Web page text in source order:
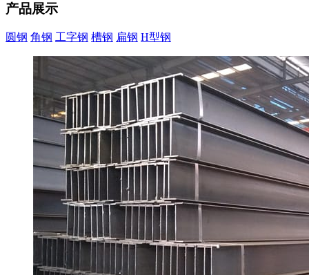
产品展示
圆钢 角钢 工字钢 槽钢 扁钢 H型钢